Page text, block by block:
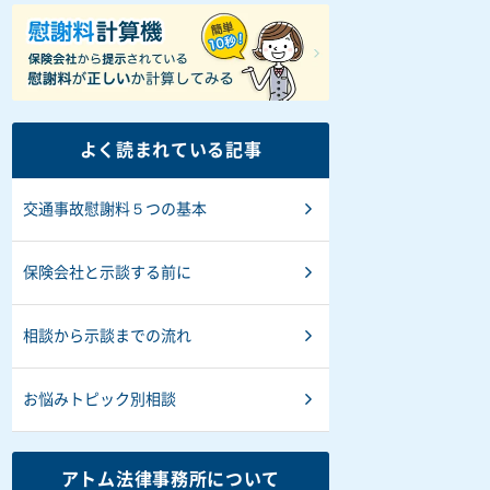
よく読まれている記事
交通事故慰謝料５つの基本
保険会社と示談する前に
相談から示談までの流れ
お悩みトピック別相談
アトム法律事務所について